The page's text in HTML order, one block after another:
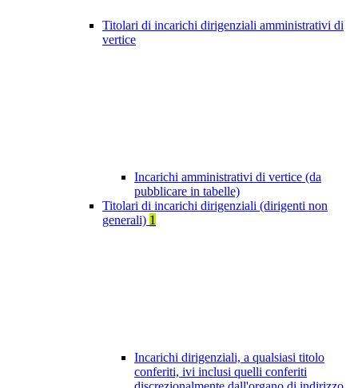
Titolari di incarichi dirigenziali amministrativi di
vertice
Incarichi amministrativi di vertice (da
pubblicare in tabelle)
Titolari di incarichi dirigenziali (dirigenti non
generali) 1
Incarichi dirigenziali, a qualsiasi titolo
conferiti, ivi inclusi quelli conferiti